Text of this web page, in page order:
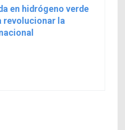
en hidrógeno verde
revolucionar la